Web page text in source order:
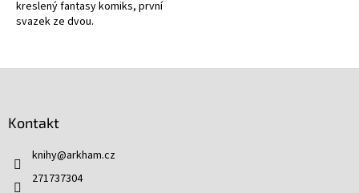
kreslený fantasy komiks, první
svazek ze dvou.
Kontakt
knihy@arkham.cz
271737304